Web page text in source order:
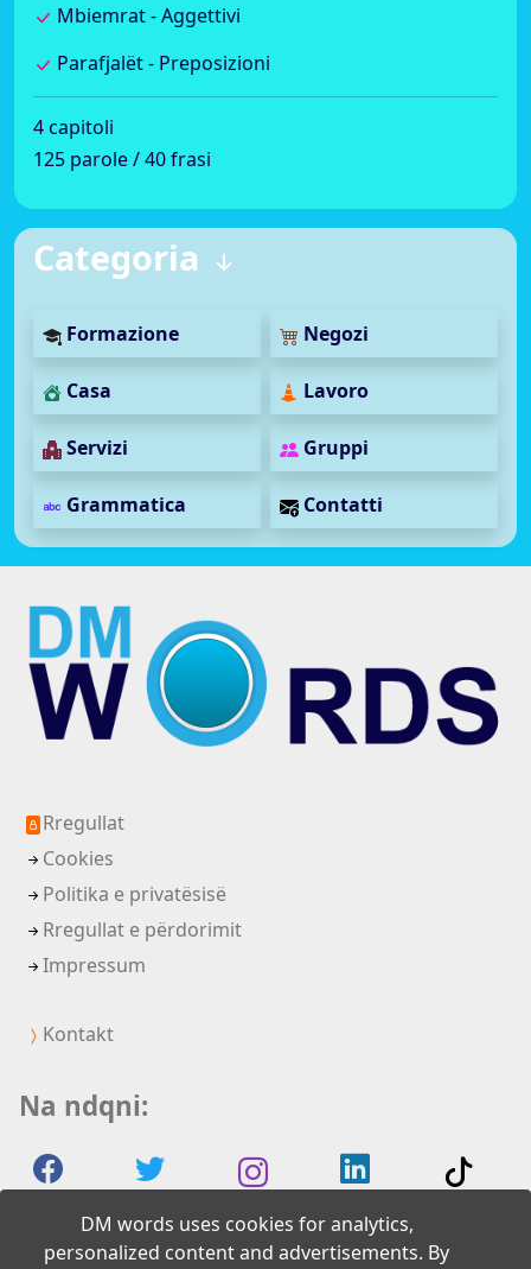
Mbiemrat - Aggettivi
Parafjalët - Preposizioni
4 capitoli
125 parole / 40 frasi
Categoria
Formazione Negozi
Casa Lavoro
Servizi Gruppi
Grammatica Contatti
DM words uses cookies for analytics,
personalized content and advertisements. By
Rregullat
Cookies
Politika e privatësisë
Rregullat e përdorimit
Impressum
Kontakt
Na ndqni: